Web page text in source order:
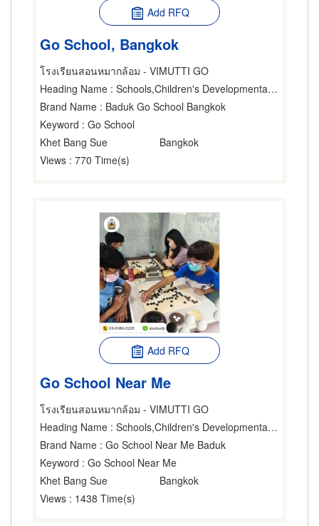
Add RFQ
Go School, Bangkok
โรงเรียนสอนหมากล้อม - VIMUTTI GO
Heading Name : Schools,Children's Developmental Center,Athletic Organizations
Brand Name : Baduk Go School Bangkok
Keyword : Go School
Khet Bang Sue
Bangkok
Views : 770 Time(s)
Add RFQ
Go School Near Me
โรงเรียนสอนหมากล้อม - VIMUTTI GO
Heading Name : Schools,Children's Developmental Center,Athletic Organizations
Brand Name : Go School Near Me Baduk
Keyword : Go School Near Me
Khet Bang Sue
Bangkok
Views : 1438 Time(s)